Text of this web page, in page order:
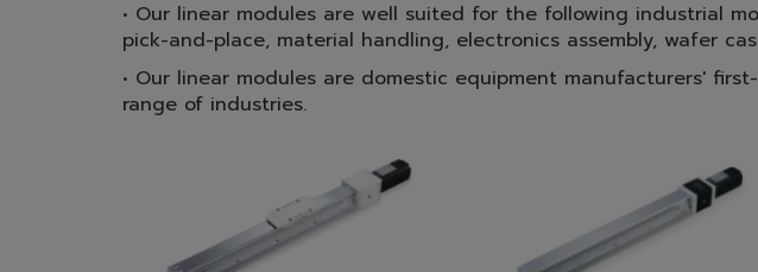
• Our linear modules are well suited for the following industrial
pick-and-place, material handling, electronics assembly, wafer
• Our linear modules are domestic equipment manufacturers'
range of industries.